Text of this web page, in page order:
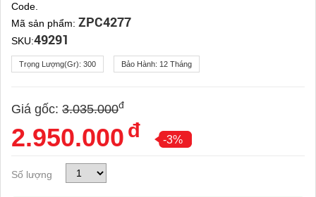
Code.
Mã sản phẩm: ZPC4277
SKU:49291
Trọng Lượng(gr): 300 Bảo Hành: 12 Tháng
Giá gốc: 3.035.000đ
2.950.000 đ -3%
Số lượng